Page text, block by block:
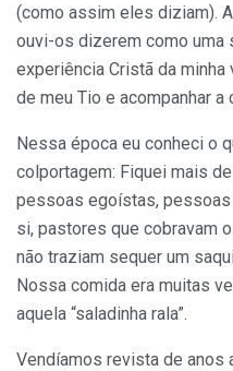
(como assim eles diziam).
ouvi-os dizerem como uma
experiência Cristã da minha
de meu Tio e acompanhar a
Nessa época eu conheci o
colportagem: Fiquei mais
pessoas egoístas, pessoas
si, pastores que cobravam
não traziam sequer um
Nossa comida era muitas
aquela “saladinha rala”.
Vendíamos revista de anos